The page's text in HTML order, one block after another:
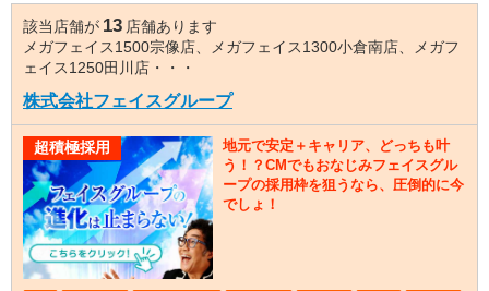
該当店舗が 13 店舗あります
メガフェイス1500宗像店、メガフェイス1300小倉南店、メガフ
ェイス1250田川店・・・
株式会社フェイスグループ
超積極採用
地元で安定＋キャリア、どっちも叶
う！？CMでもおなじみフェイスグル
ープの採用枠を狙うなら、圧倒的に今
でしょ！